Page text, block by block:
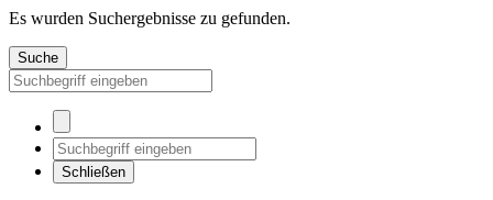
Es wurden Suchergebnisse zu gefunden.
Suche
Schließen